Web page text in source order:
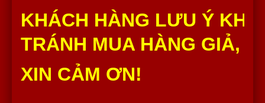
Số lượng :
Thêm vào giỏ
KHÁCH HÀNG LƯU Ý
TRÁNH MUA HÀNG GIẢ,
XIN CẢM ƠN!